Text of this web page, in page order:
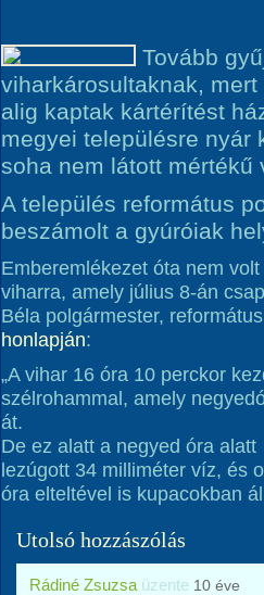
Tovább
viharkárosultaknak,
alig kaptak kártérítést
megyei településre nyár
soha nem látott mértékű
A település református
beszámolt a gyúróiak
Emberemlékezet óta nem
viharra, amely július 8-án
Béla polgármester,
honlapján:
„A vihar 16 óra 10 perckor
szélrohammal, amely
át.
De ez alatt a negyed óra alatt
lezúgott 34 milliméter víz, és
óra elteltével is kupacokban
Utolsó hozzászólás
Rádiné Zsuzsa üzente 10 éve